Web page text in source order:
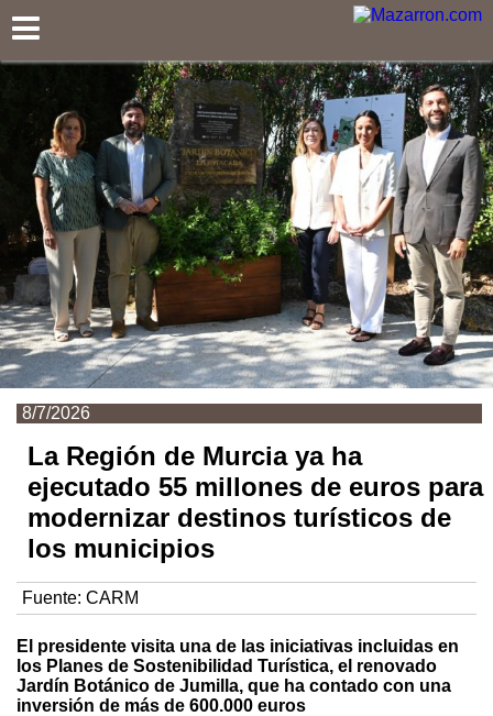
8/7/2026
La Región de Murcia ya ha
ejecutado 55 millones de euros para
modernizar destinos turísticos de
los municipios
Fuente: CARM
El presidente visita una de las iniciativas incluidas en
los Planes de Sostenibilidad Turística, el renovado
Jardín Botánico de Jumilla, que ha contado con una
inversión de más de 600.000 euros